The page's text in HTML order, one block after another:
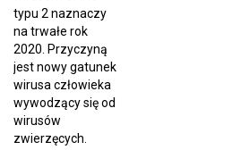
typu 2 naznaczy
na trwałe rok
2020. Przyczyną
jest nowy gatunek
wirusa człowieka
wywodzący się od
wirusów
zwierzęcych.